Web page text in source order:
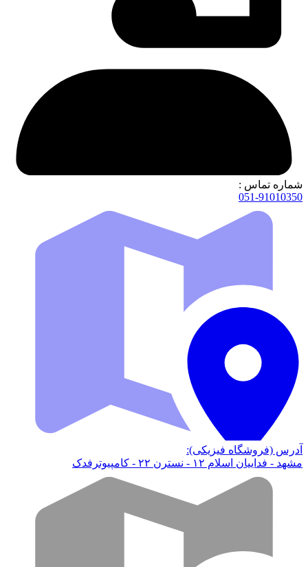
شماره تماس :
051-91010350
آدرس (فروشگاه فیزیکی):
مشهد - فداییان اسلام ۱۲ - نسترن ۲۲ - کامپیوترفدک